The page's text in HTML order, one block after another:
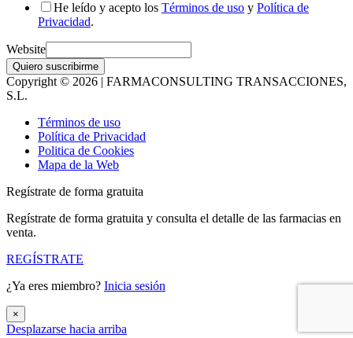
He leído y acepto los Términos de uso y Política de
Privacidad.
Website
Quiero suscribirme
Copyright © 2026 | FARMACONSULTING TRANSACCIONES,
S.L.
Términos de uso
Política de Privacidad
Politica de Cookies
Mapa de la Web
Regístrate de forma gratuita
Regístrate de forma gratuita y consulta el detalle de las farmacias en
venta.
REGÍSTRATE
¿Ya eres miembro? Inicia sesión
×
Desplazarse hacia arriba